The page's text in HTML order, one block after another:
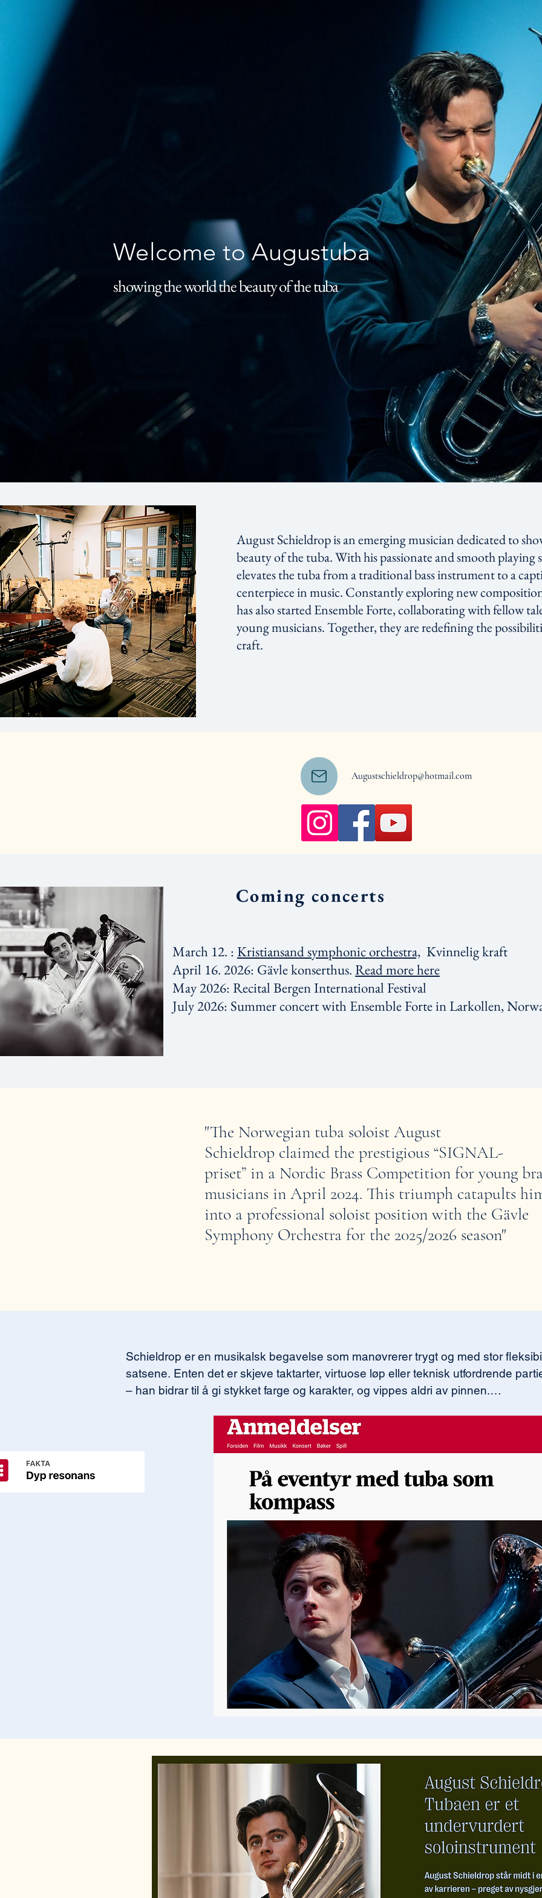
Welcome to Augustuba
showing the world the beauty of the tuba
August Schieldrop is an emerging musician dedicated to
beauty of the tuba. With his passionate and smooth playing
elevates the tuba from a traditional bass instrument to a
centerpiece in music. Constantly exploring new
has also started Ensemble Forte, collaborating with fellow
young musicians. Together, they are redefining the
craft.
Augustschieldrop@hotmail.com
Coming concerts
March 12. : Kristiansand symphonic orchestra, Kvinnelig kraft
April 16. 2026: Gävle konserthus. Read more here
May 2026: Recital Bergen International Festival
July 2026: Summer concert with Ensemble Forte in Larkollen,
"The Norwegian tuba soloist August
Schieldrop claimed the prestigious “SIGNAL-
priset” in a Nordic Brass Competition for young
musicians in April 2024. This triumph catapults
into a professional soloist position with the Gävle
Symphony Orchestra for the 2025/2026 season"
Schieldrop er en musikalsk begavelse som manøvrerer trygt og med stor
satsene. Enten det er skjeve taktarter, virtuose løp eller teknisk utfordrende
– han bidrar til å gi stykket farge og karakter, og vippes aldri av pinnen.
flere oppsetninger av verket, og på sikt også en innspilling. For dette er musikk
Grenser, sjangere og barrierer brytes i Daniel Herskedals nye tubakonsert. En
Trøndelag-baserte komponisten.
Selv om urfremføringen av Daniel Herskedals helt ferske tubakonsert «Earth»
Stabsmusikken i september, er det fristende å kalle dette den egentlige
men har bakgrunn fra jazzlinja på NTNU og er i dag bosatt på Røros. Det er lov
Og hvis dette var hjemme-premieren, var det definitivt en hjemmeseier. En
og korps leverer musikk i verdensklasse.
Mange kjenner Herskedal best som tuba-virtuos jazzmusiker og -komponist, i
Jazzorkester, Emilie Nicholas og mange andre, men alltid med en
Han utforsker klanger, resonans og nyanser i instrumentets register, ofte med
Han har tidligere skrevet bestillingsverk til blant andre BBC Concert Orchestra
Mannskor. Denne gangen er musikken skrevet spesielt til August Schieldrop.
tubaisten (født 1999) fra Oslo har rukket å opptre med de fleste ledende norske
priser for sitt talent. Sammen med Luftforsvarets musikkorps (LFMK) og deres
Men før vi går dypere inn i musikken, litt om rammen: Fremføringen var nemlig
programmet, der hele fire av disse er skrevet til Forsvarets musikk. Szilvay og
en særdeles leken og dynamisk utgave av Knut Nystedts «Entrata Festiva».
trommevirvel, men utvikler seg til en kompleks lek med stemmer og svar der
får vist seg fram. Det er mye norsk folkemusikk her, som antakelig skyldes
skrev stykket i sin eksiltilværelse i USA. Og så er det solid håndverk, og LFMK
Mange korps har spilt Olav Bergs «Blowing», særlig på 1980- og 90-tallet, men